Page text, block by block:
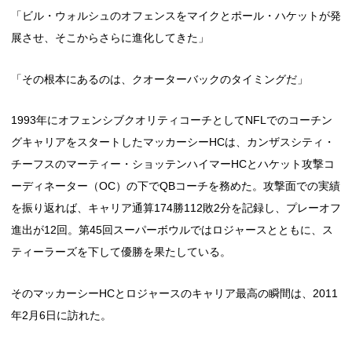
「ビル・ウォルシュのオフェンスをマイクとポール・ハケットが発
展させ、そこからさらに進化してきた」
「その根本にあるのは、クオーターバックのタイミングだ」
1993年にオフェンシブクオリティコーチとしてNFLでのコーチン
グキャリアをスタートしたマッカーシーHCは、カンザスシティ・
チーフスのマーティー・ショッテンハイマーHCとハケット攻撃コ
ーディネーター（OC）の下でQBコーチを務めた。攻撃面での実績
を振り返れば、キャリア通算174勝112敗2分を記録し、プレーオフ
進出が12回。第45回スーパーボウルではロジャースとともに、ス
ティーラーズを下して優勝を果たしている。
そのマッカーシーHCとロジャースのキャリア最高の瞬間は、2011
年2月6日に訪れた。